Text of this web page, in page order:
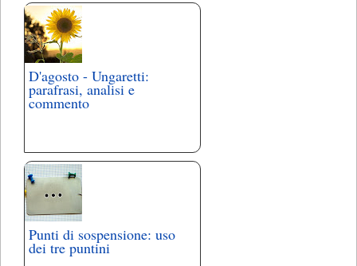
D'agosto - Ungaretti:
parafrasi, analisi e
commento
Punti di sospensione: uso
dei tre puntini